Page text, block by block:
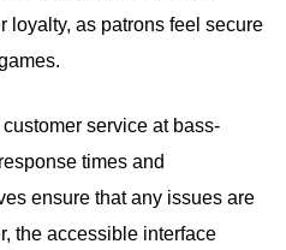
loyalty, as patrons feel secure
service at bass-
times and
ensure that any issues are
the accessible interface